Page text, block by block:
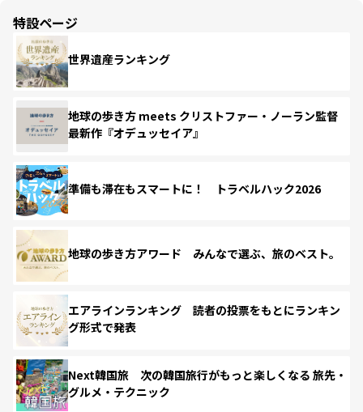
特設ページ
世界遺産ランキング
地球の歩き方 meets クリストファー・ノーラン監督
最新作『オデュッセイア』
準備も滞在もスマートに！ トラベルハック2026
地球の歩き方アワード みんなで選ぶ、旅のベスト。
エアラインランキング 読者の投票をもとにランキン
グ形式で発表
Next韓国旅 次の韓国旅行がもっと楽しくなる 旅先・
グルメ・テクニック